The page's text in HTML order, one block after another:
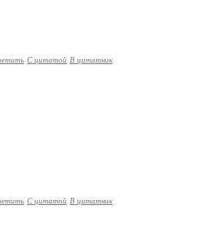
С цитатой В цитатник
С цитатой В цитатник